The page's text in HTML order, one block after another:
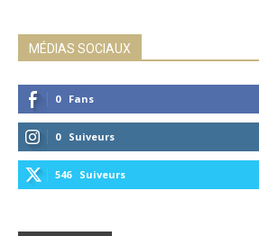
MÉDIAS SOCIAUX
0 Fans
0 Suiveurs
546 Suiveurs